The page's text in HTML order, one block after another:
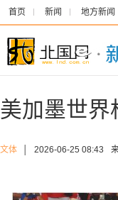
首页 新闻 地方新闻
美加墨世界
文体 2026-06-25 08:43